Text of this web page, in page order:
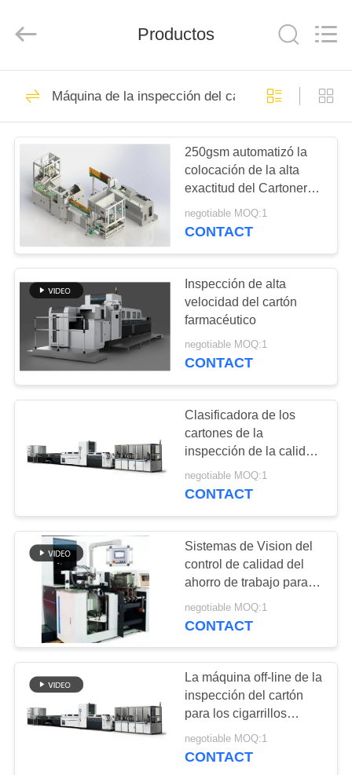
HOGAR
PRODUCTOS
SOBRE
NOSOTROS
VIAJE
DE
FÁBRICA
CONTROL
DE
CALIDAD
EN
CONTACTO
CON
NOTICIAS
PIDA
UNA
CITA
Technology
Co.,Ltd.
Reserved.
máquina de la
inspección del
focusight
máquina de la
inspección de la
impresión
30
Máquina de la
inspección de la
etiqueta
Máquina de la
inspección del
cartón
28
Productos
Máquina de la inspección del cartón
250gsm automatizó la
colocación de la alta
exactitud del Cartoner
de la empaquetadora
negotiable MOQ:1
CONTACT
Inspección de alta
velocidad del cartón
farmacéutico
negotiable MOQ:1
CONTACT
Clasificadora de los
cartones de la
inspección de la calidad
de la caja en línea del
tabaco
negotiable MOQ:1
CONTACT
Sistemas de Vision del
control de calidad del
ahorro de trabajo para la
inspección de
empaquetado del
negotiable MOQ:1
CONTACT
La máquina off-line de la
inspección del cartón
para los cigarrillos
embala la impresión de
la detección de los
negotiable MOQ:1
CONTACT